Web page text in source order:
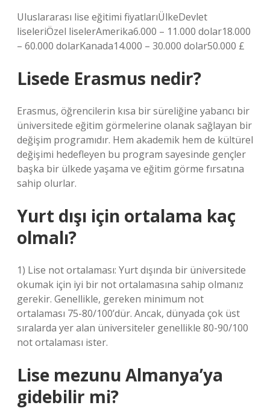
Uluslararası lise eğitimi fiyatlarıÜlkeDevlet
liseleriÖzel liselerAmerika6.000 – 11.000 dolar18.000
– 60.000 dolarKanada14.000 – 30.000 dolar50.000 £
Lisede Erasmus nedir?
Erasmus, öğrencilerin kısa bir süreliğine yabancı bir
üniversitede eğitim görmelerine olanak sağlayan bir
değişim programıdır. Hem akademik hem de kültürel
değişimi hedefleyen bu program sayesinde gençler
başka bir ülkede yaşama ve eğitim görme fırsatına
sahip olurlar.
Yurt dışı için ortalama kaç
olmalı?
1) Lise not ortalaması: Yurt dışında bir üniversitede
okumak için iyi bir not ortalamasına sahip olmanız
gerekir. Genellikle, gereken minimum not
ortalaması 75-80/100’dür. Ancak, dünyada çok üst
sıralarda yer alan üniversiteler genellikle 80-90/100
not ortalaması ister.
Lise mezunu Almanya’ya
gidebilir mi?